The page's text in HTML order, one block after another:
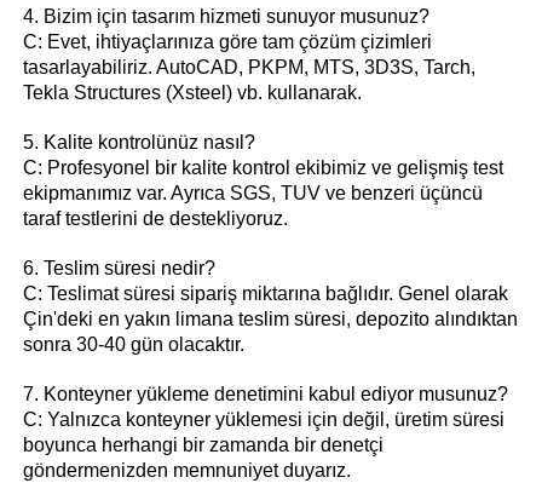
4. Bizim için tasarım hizmeti sunuyor musunuz?
C: Evet, ihtiyaçlarınıza göre tam çözüm çizimleri
tasarlayabiliriz. AutoCAD, PKPM, MTS, 3D3S, Tarch,
Tekla Structures (Xsteel) vb. kullanarak.
5. Kalite kontrolünüz nasıl?
C: Profesyonel bir kalite kontrol ekibimiz ve gelişmiş test
ekipmanımız var. Ayrıca SGS, TUV ve benzeri üçüncü
taraf testlerini de destekliyoruz.
6. Teslim süresi nedir?
C: Teslimat süresi sipariş miktarına bağlıdır. Genel olarak
Çin'deki en yakın limana teslim süresi, depozito alındıktan
sonra 30-40 gün olacaktır.
7. Konteyner yükleme denetimini kabul ediyor musunuz?
C: Yalnızca konteyner yüklemesi için değil, üretim süresi
boyunca herhangi bir zamanda bir denetçi
göndermenizden memnuniyet duyarız.